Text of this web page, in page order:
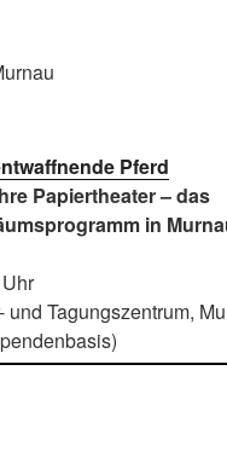
Pferd
Papiertheater – das
in
und Tagungszentrum,